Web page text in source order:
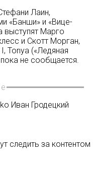
Лаин,
«Банши» и «Вице-
выступят Марго
и Скотт Морган,
Tonya («Ледяная
не сообщается.
Иван Гродецкий
следить за контентом